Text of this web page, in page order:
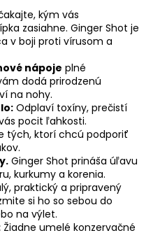
kým vás
zasiahne. Ginger Shot je
v boji proti vírusom a
nápoje plné
dodá prirodzenú
na nohy.
Odplaví toxíny, prečistí
pocit ľahkosti.
tých, ktorí chcú podporiť
Ginger Shot prináša úľavu
kurkumy a korenia.
praktický a pripravený
si ho so sebou do
na výlet.
Žiadne umelé konzervačné